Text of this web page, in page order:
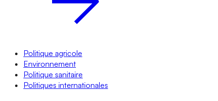
Politique agricole
Environnement
Politique sanitaire
Politiques internationales